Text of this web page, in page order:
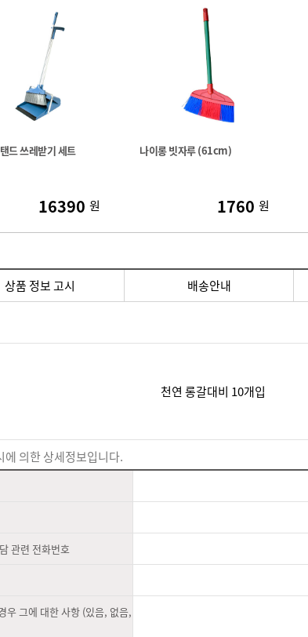
드 쓰레받기 세트
16390원
나이롱 빗자루 (61cm)
1760 원
상품 정보 고시 배송안내
천연 롱갈대비 10개입
의한 상세정보입니다.
관련 전화번호
우 그에 대한 사항 (있음, 없음,